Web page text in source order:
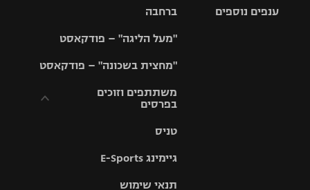
ברחבה
"מעל הליגה" – פודקאסט
"מחצית בשכונה" – פודקאסט
משתתפים וזוכים
בפרסים
וזוכים בפרסים
תקנון עבור פעילות
טניס
גיימינג E-Sports
תנאי שימוש
גביע הטוטו
ליגה
סל
ענפים נוספים